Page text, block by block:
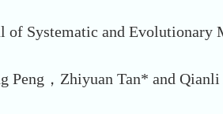
Systematic and Evolutionary
，Zhiyuan Tan* and